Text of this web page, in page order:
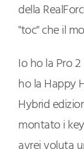
della
"toc" che il
Io ho la Pro
ho la Happy
Hybrid
montato i